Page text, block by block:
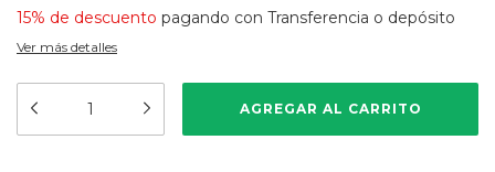
15% de descuento pagando con Transferencia o depósito
Ver más detalles